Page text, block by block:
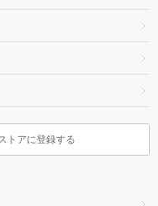
トアに登録する